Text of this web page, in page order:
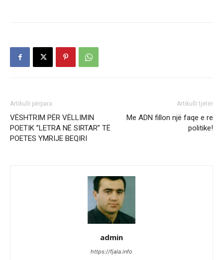
Artikulli përpara
VËSHTRIM PËR VËLLIMIN
POETIK ”LETRA NË SIRTAR” TË
POETES YMRIJE BEQIRI
Artikulli tjetër
Me ADN fillon një faqe e re
politike!
admin
https://fjala.info